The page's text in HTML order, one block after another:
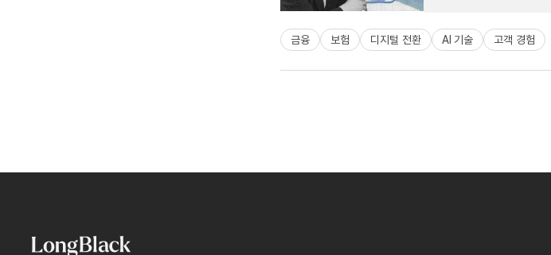
금융 보험 디지털 전환 AI 기술 고객 경험